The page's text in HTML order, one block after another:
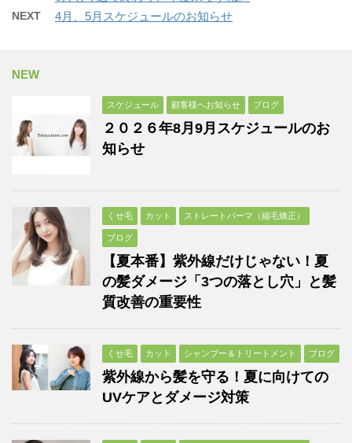
NEXT 4月、5月スケジュールのお知らせ
NEW
スケジュール 顧客様へお知らせ ブログ
２０２６年8月9月スケジュールのお
知らせ
くせ毛 カット ストレートパーマ（縮毛矯正）
ブログ
【夏本番】紫外線だけじゃない！夏
の髪ダメージ「3つの落とし穴」と髪
質改善の重要性
くせ毛 カット シャンプー＆トリートメント ブログ
紫外線から髪を守る！夏に向けての
UVケアとダメージ対策